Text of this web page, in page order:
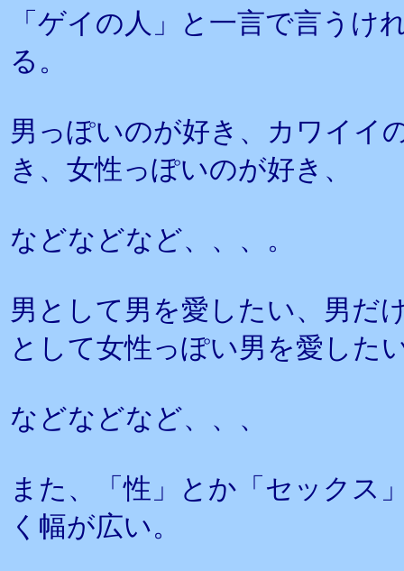
「ゲイの人」と一言で言うけ
る。
男っぽいのが好き、カワイイ
き、女性っぽいのが好き、
などなどなど、、、。
男として男を愛したい、男だ
として女性っぽい男を愛した
などなどなど、、、
また、「性」とか「セックス
く幅が広い。